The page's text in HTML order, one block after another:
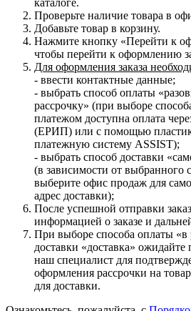
каталоге.
Проверьте наличие товара в
Добавьте товар в корзину.
Нажмите кнопку «Перейти к
чтобы перейти к оформлению
Для оформления заказа
- ввести контактные данные;
- выбрать способ оплаты
рассрочку» (при выборе
платежом доступна оплата
(ЕРИП) или с помощью
платежную систему ASSIST);
- выбрать способ доставки
(в зависимости от выбранного
выберите офис продаж для
адрес доставки);
После успешной отправки
информацией о заказе и
При выборе способа оплаты «в
доставки «доставка» ожидайте
наш специалист для
оформления рассрочки на
для доставки.